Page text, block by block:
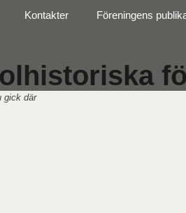
gick där
Kontakter Föreningens